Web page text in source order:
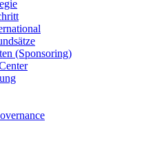
(Sponsoring)